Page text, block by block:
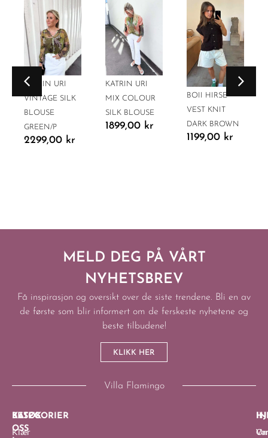
KATRIN URI
VINTAGE SILK
BLOUSE
GREEN/P
2299,00 kr
KATRIN URI
MIX COLOUR
SILK BLOUSE
1899,00 kr
BOII HIRSE
VEST KNIT
DARK BROWN
1199,00 kr
MELD DEG PÅ VÅRT
NYHETSBREV
Få inspirasjon og oversikt over de siste trendene. Bli en av
de første som blir informert om de ferskeste nyhetene og
beste tilbudene!
KLIKK HER
Villa Flamingo
BESØK
OSS
KATEGORIER
Klær